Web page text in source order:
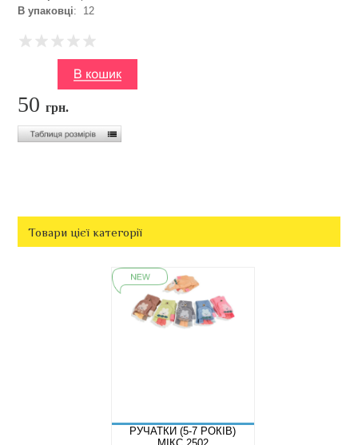
В упаковці: 12
50грн.
Товари цієї категорії
РУЧАТКИ (5-7 РОКІВ)